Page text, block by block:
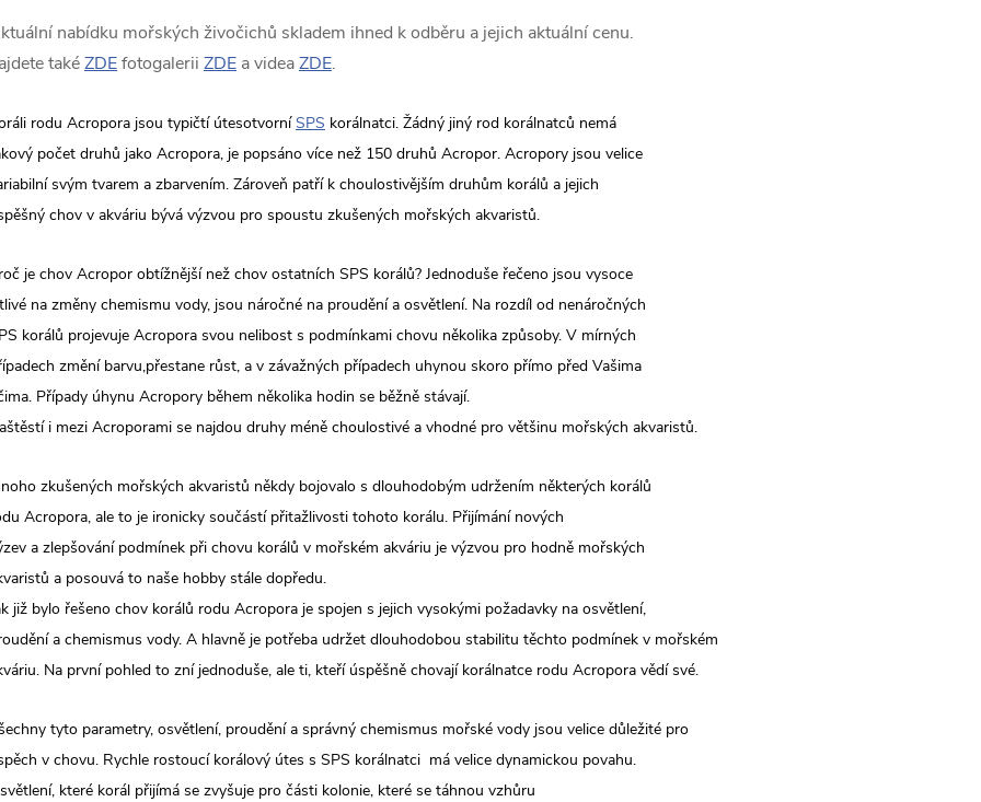
nabídku mořských živočichů skladem ihned k odběru a jejich aktuální cenu.
takéZDEfotogalerii ZDE a videaZDE.
rodu Acropora jsou typičtí útesotvorníSPS korálnatci. Žádný jiný rod korálnatců nemá
počet druhů jako Acropora, je popsáno více než 150 druhů Acropor. Acropory jsou velice
svým tvarem a zbarvením. Zároveň patří k choulostivějším druhům korálů a jejich
chov v akváriu bývá výzvou pro spoustu zkušených mořských akvaristů.
je chov Acropor obtížnější než chov ostatních SPS korálů? Jednoduše řečeno jsou vysoce
na změny chemismu vody, jsou náročné na proudění a osvětlení. Na rozdíl od nenáročných
korálů projevuje Acropora svou nelibost s podmínkami chovu několika způsoby. V mírných
změní barvu,přestane růst, a v závažných případech uhynou skoro přímo před Vašima
Případy úhynu Acropory během několika hodin se běžně stávají.
i mezi Acroporami se najdou druhy méně choulostivé a vhodné pro většinu mořských akvaristů.
zkušených mořských akvaristů někdy bojovalo s dlouhodobým udržením některých korálů
Acropora, ale to je ironicky součástí přitažlivosti tohoto korálu. Přijímání nových
a zlepšování podmínek při chovu korálů v mořském akváriu je výzvou pro hodně mořských
a posouvá to naše hobby stále dopředu.
již bylo řešeno chov korálů rodu Acropora je spojen s jejich vysokými požadavky na osvětlení,
a chemismus vody. A hlavně je potřeba udržet dlouhodobou stabilitu těchto podmínek v mořském
Na první pohled to zní jednoduše, ale ti, kteří úspěšně chovají korálnatce rodu Acropora vědí své.
tyto parametry, osvětlení, proudění a správný chemismus mořské vody jsou velice důležité pro
v chovu. Rychle rostoucí korálový útes s SPS korálnatci má velice dynamickou povahu.
které korál přijímá se zvyšuje pro části kolonie, které se táhnou vzhůru